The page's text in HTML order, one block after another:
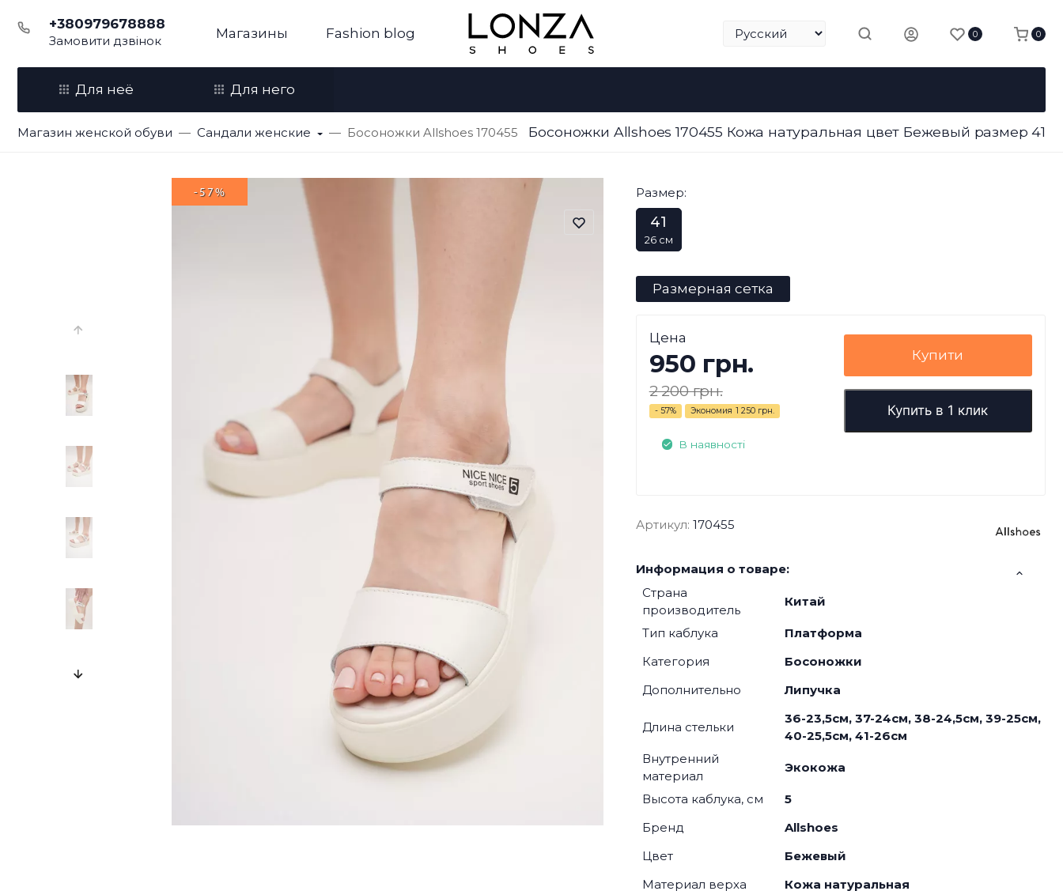
+380979678888
Замовити дзвінок Магазины Fashion blog 0 0
Для неё Для него
Магазин женской обуви Сандали женские Босоножки Allshoes 170455 Босоножки Allshoes 170455 Кожа натуральная цвет Бежевый размер 41
-57% Размер:
41
26 см
Размерная сетка
Цена
950 грн.
2 200 грн.
- 57% Экономия 1 250 грн.
В наявності
Купити
Купить в 1 клик
Артикул: 170455
Информация о товаре:
Страна
производитель
Китай
Тип каблука
Платформа
Категория
Босоножки
Дополнительно
Липучка
Длина стельки
36-23,5см, 37-24см, 38-24,5см, 39-25см,
40-25,5см, 41-26см
Внутренний
материал
Экокожа
Высота каблука, см
5
Бренд
Allshoes
Цвет
Бежевый
Материал верха
Кожа натуральная